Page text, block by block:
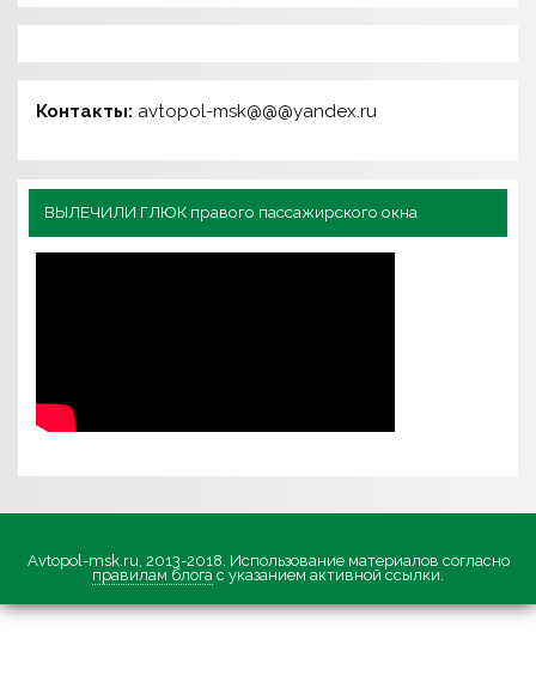
Контакты: avtopol-msk@@@yandex.ru
ВЫЛЕЧИЛИ ГЛЮК правого пассажирского окна
Avtopol-msk.ru, 2013-2018. Использование материалов согласно
правилам блога с указанием активной ссылки.